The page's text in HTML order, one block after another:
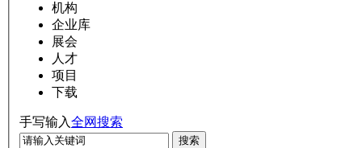
机构
企业库
展会
人才
项目
下载
手写输入全网搜索
搜索